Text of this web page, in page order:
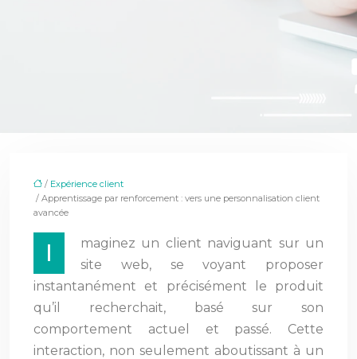
/ Expérience client
/ Apprentissage par renforcement : vers une personnalisation client
avancée
I
maginez un client naviguant sur un
site web, se voyant proposer
instantanément et précisément le produit
qu’il recherchait, basé sur son
comportement actuel et passé. Cette
interaction, non seulement aboutissant à un